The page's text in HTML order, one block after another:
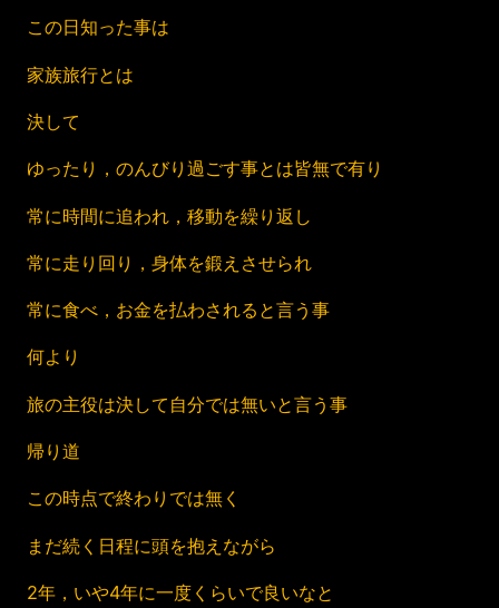
この日知った事は
家族旅行とは
決して
ゆったり，のんびり過ごす事とは皆無で有り
常に時間に追われ，移動を繰り返し
常に走り回り，身体を鍛えさせられ
常に食べ，お金を払わされると言う事
何より
旅の主役は決して自分では無いと言う事
帰り道
この時点で終わりでは無く
まだ続く日程に頭を抱えながら
2年，いや4年に一度くらいで良いなと